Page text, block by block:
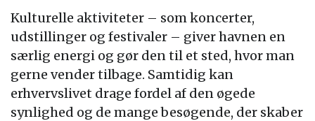
Kulturelle aktiviteter – som koncerter,
udstillinger og festivaler – giver havnen en
særlig energi og gør den til et sted, hvor man
gerne vender tilbage. Samtidig kan
erhvervslivet drage fordel af den øgede
synlighed og de mange besøgende, der skaber